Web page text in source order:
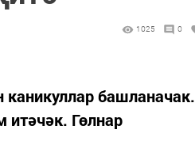
1025 0
каникуллар башланачак.
итәчәк. Гөлнар